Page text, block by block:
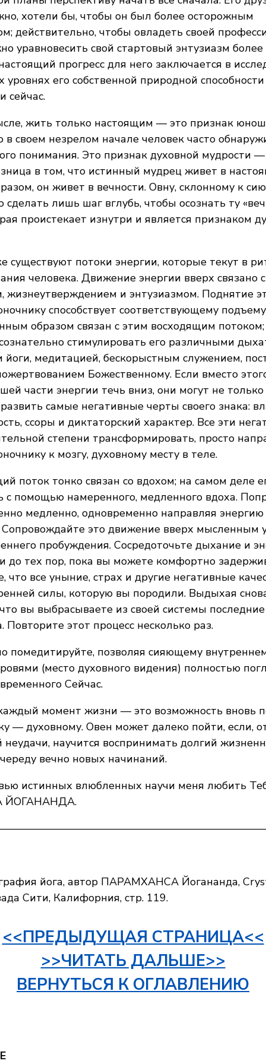
хотели бы, чтобы он был более осторожным
действительно, чтобы овладеть своей
уравновесить свой стартовый энтузиазм
прогресс для него заключается в
уровнях его собственной природной
сейчас.
жить только настоящим — это признак
в своем незрелом начале человек часто
понимания. Это признак духовной мудрости
в том, что истинный мудрец живет в
он живет в вечности. Овну, склонному к
сделать лишь шаг вглубь, чтобы осознать ту
проистекает изнутри и является признаком
существуют потоки энергии, которые текут в
человека. Движение энергии вверх связано с
жизнеутверждением и энтузиазмом. Поднятие
способствует соответствующему
образом связан с этим восходящим
стимулировать его различными
медитацией, бескорыстным служением,
Божественному. Если вместо
части энергии течь вниз, они могут не только
самые негативные черты своего знака:
ссоры и диктаторский характер. Все эти
степени трансформировать, просто
к мозгу, духовному месту в теле.
поток тонко связан со вдохом; на самом деле
с помощью намеренного, медленного вдоха.
медленно, одновременно направляя энергию
Сопровождайте это движение вверх мысленным
пробуждения. Сосредоточьте дыхание и
до тех пор, пока вы можете комфортно
что все уныние, страх и другие негативные
силы, которую вы породили. Выдыхая
вы выбрасываете из своей системы
Повторите этот процесс несколько раз.
помедитируйте, позволяя сияющему
(место духовного видения) полностью
Сейчас.
момент жизни — это возможность вновь
— духовному. Овен может далеко пойти, если,
неудачи, научится воспринимать долгий
вечно новых начинаний.
истинных влюбленных научи меня любить
ЙОГАНАНДА.
йога, автор ПАРАМХАНСА Йогананда,
Сити, Калифорния, стр. 119.
<<ПРЕДЫДУЩАЯ СТРАНИЦА<<
>>ЧИТАТЬ ДАЛЬШЕ>>
ВЕРНУТЬСЯ К ОГЛАВЛЕНИЮ